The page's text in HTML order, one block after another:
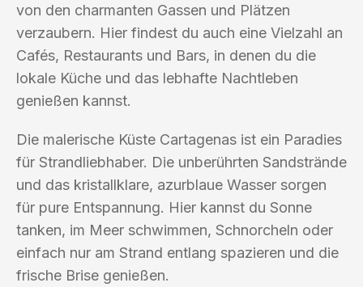
von den charmanten Gassen und Plätzen
verzaubern. Hier findest du auch eine Vielzahl an
Cafés, Restaurants und Bars, in denen du die
lokale Küche und das lebhafte Nachtleben
genießen kannst.
Die malerische Küste Cartagenas ist ein Paradies
für Strandliebhaber. Die unberührten Sandstrände
und das kristallklare, azurblaue Wasser sorgen
für pure Entspannung. Hier kannst du Sonne
tanken, im Meer schwimmen, Schnorcheln oder
einfach nur am Strand entlang spazieren und die
frische Brise genießen.